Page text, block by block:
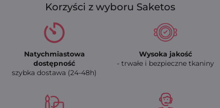
Korzyści z wyboru Saketos
Natychmiastowa
dostępność
szybka dostawa (24-48h)
Wysoka jakość
- trwałe i bezpieczne tkaniny